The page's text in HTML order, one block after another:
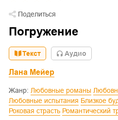
Поделиться
Погружение
Текст Aудио
Лана Мейер
Жанр: Любовные романы
Любовные испытания
Близкое
Роковая страсть
Романтический